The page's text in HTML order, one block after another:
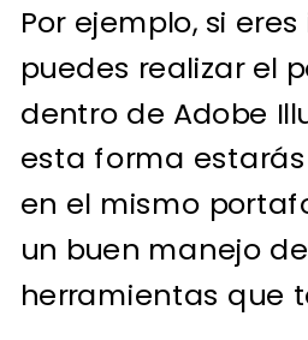
Por ejemplo, si
puedes realizar el
dentro de Adobe
esta forma
en el mismo
un buen manejo
herramientas que